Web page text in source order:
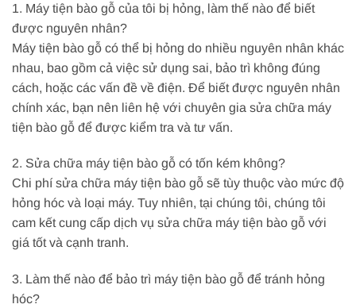
1. Máy tiện bào gỗ của tôi bị hỏng, làm thế nào để biết
được nguyên nhân?
Máy tiện bào gỗ có thể bị hỏng do nhiều nguyên nhân khác
nhau, bao gồm cả việc sử dụng sai, bảo trì không đúng
cách, hoặc các vấn đề về điện. Để biết được nguyên nhân
chính xác, bạn nên liên hệ với chuyên gia sửa chữa máy
tiện bào gỗ để được kiểm tra và tư vấn.
2. Sửa chữa máy tiện bào gỗ có tốn kém không?
Chi phí sửa chữa máy tiện bào gỗ sẽ tùy thuộc vào mức độ
hỏng hóc và loại máy. Tuy nhiên, tại chúng tôi, chúng tôi
cam kết cung cấp dịch vụ sửa chữa máy tiện bào gỗ với
giá tốt và cạnh tranh.
3. Làm thế nào để bảo trì máy tiện bào gỗ để tránh hỏng
hóc?